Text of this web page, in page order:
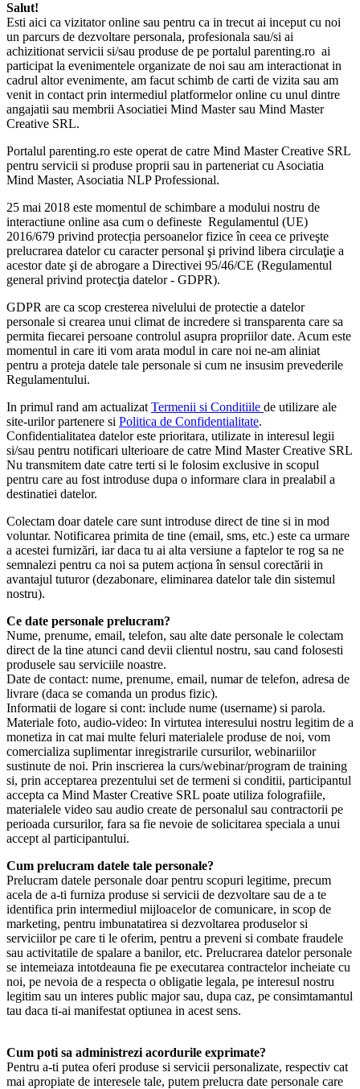
Salut!
Esti aici ca vizitator online sau pentru ca in trecut ai inceput cu noi
un parcurs de dezvoltare personala, profesionala sau/si ai
achizitionat servicii si/sau produse de pe portalul parenting.ro ai
participat la evenimentele organizate de noi sau am interactionat in
cadrul altor evenimente, am facut schimb de carti de vizita sau am
venit in contact prin intermediul platformelor online cu unul dintre
angajatii sau membrii Asociatiei Mind Master sau Mind Master
Creative SRL.
Portalul parenting.ro este operat de catre Mind Master Creative SRL
pentru servicii si produse proprii sau in parteneriat cu Asociatia
Mind Master, Asociatia NLP Professional.
25 mai 2018 este momentul de schimbare a modului nostru de
interactiune online asa cum o defineste Regulamentul (UE)
2016/679 privind protecția persoanelor fizice în ceea ce priveşte
prelucrarea datelor cu caracter personal şi privind libera circulaţie a
acestor date şi de abrogare a Directivei 95/46/CE (Regulamentul
general privind protecţia datelor - GDPR).
GDPR are ca scop cresterea nivelului de protectie a datelor
personale si crearea unui climat de incredere si transparenta care sa
permita fiecarei persoane controlul asupra propriilor date. Acum este
momentul in care iti vom arata modul in care noi ne-am aliniat
pentru a proteja datele tale personale si cum ne insusim prevederile
Regulamentului.
In primul rand am actualizat Termenii si Conditiile de utilizare ale
site-urilor partenere si Politica de Confidentialitate.
Confidentialitatea datelor este prioritara, utilizate in interesul legii
si/sau pentru notificari ulterioare de catre Mind Master Creative SRL
Nu transmitem date catre terti si le folosim exclusive in scopul
pentru care au fost introduse dupa o informare clara in prealabil a
destinatiei datelor.
Colectam doar datele care sunt introduse direct de tine si in mod
voluntar. Notificarea primita de tine (email, sms, etc.) este ca urmare
a acestei furnizări, iar daca tu ai alta versiune a faptelor te rog sa ne
semnalezi pentru ca noi sa putem acționa în sensul corectării in
avantajul tuturor (dezabonare, eliminarea datelor tale din sistemul
nostru).
Ce date personale prelucram?
Nume, prenume, email, telefon, sau alte date personale le colectam
direct de la tine atunci cand devii clientul nostru, sau cand folosesti
produsele sau serviciile noastre.
Date de contact: nume, prenume, email, numar de telefon, adresa de
livrare (daca se comanda un produs fizic).
Informatii de logare si cont: include nume (username) si parola.
Materiale foto, audio-video: In virtutea interesului nostru legitim de a
monetiza in cat mai multe feluri materialele produse de noi, vom
comercializa suplimentar inregistrarile cursurilor, webinariilor
sustinute de noi. Prin inscrierea la curs/webinar/program de training
si, prin acceptarea prezentului set de termeni si conditii, participantul
accepta ca Mind Master Creative SRL poate utiliza folografiile,
materialele video sau audio create de personalul sau contractorii pe
perioada cursurilor, fara sa fie nevoie de solicitarea speciala a unui
accept al participantului.
Cum prelucram datele tale personale?
Prelucram datele personale doar pentru scopuri legitime, precum
acela de a-ti furniza produse si servicii de dezvoltare sau de a te
identifica prin intermediul mijloacelor de comunicare, in scop de
marketing, pentru imbunatatirea si dezvoltarea produselor si
serviciilor pe care ti le oferim, pentru a preveni si combate fraudele
sau activitatile de spalare a banilor, etc. Prelucrarea datelor personale
se intemeiaza intotdeauna fie pe executarea contractelor incheiate cu
noi, pe nevoia de a respecta o obligatie legala, pe interesul nostru
legitim sau un interes public major sau, dupa caz, pe consimtamantul
tau daca ti-ai manifestat optiunea in acest sens.
Cum poti sa administrezi acordurile exprimate?
Pentru a-ti putea oferi produse si servicii personalizate, respectiv cat
mai apropiate de interesele tale, putem prelucra date personale care